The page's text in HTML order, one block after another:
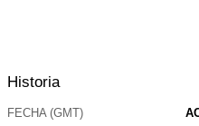
Historia
FECHA (GMT)